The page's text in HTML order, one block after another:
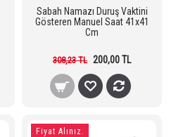
Sabah Namazı Duruş Vaktini
Gösteren Manuel Saat 41x41
Cm
308,23 TL 200,00 TL
Fiyat Alınız.